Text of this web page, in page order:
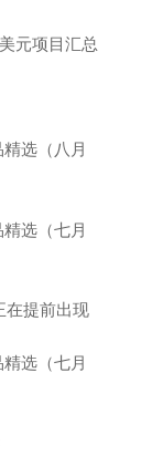
元项目汇总
选（八月
选（七月
在提前出现
选（七月